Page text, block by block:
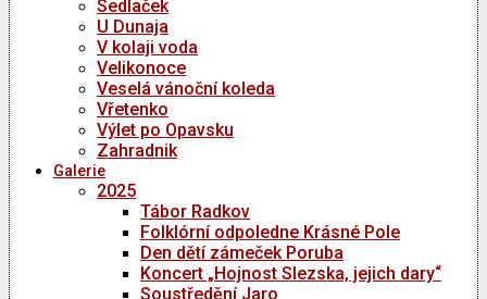
Sedlaček
U Dunaja
V kolaji voda
Velikonoce
Veselá vánoční koleda
Vřetenko
Výlet po Opavsku
Zahradnik
Galerie
2025
Tábor Radkov
Folklórní odpoledne Krásné Pole
Den dětí zámeček Poruba
Koncert „Hojnost Slezska, jejich dary“
Soustředění Jaro